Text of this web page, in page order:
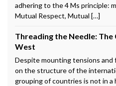
adhering to the 4 Ms principle:
Mutual Respect, Mutual […]
Threading the Needle: The
West
Despite mounting tensions and
on the structure of the
grouping of countries is not in